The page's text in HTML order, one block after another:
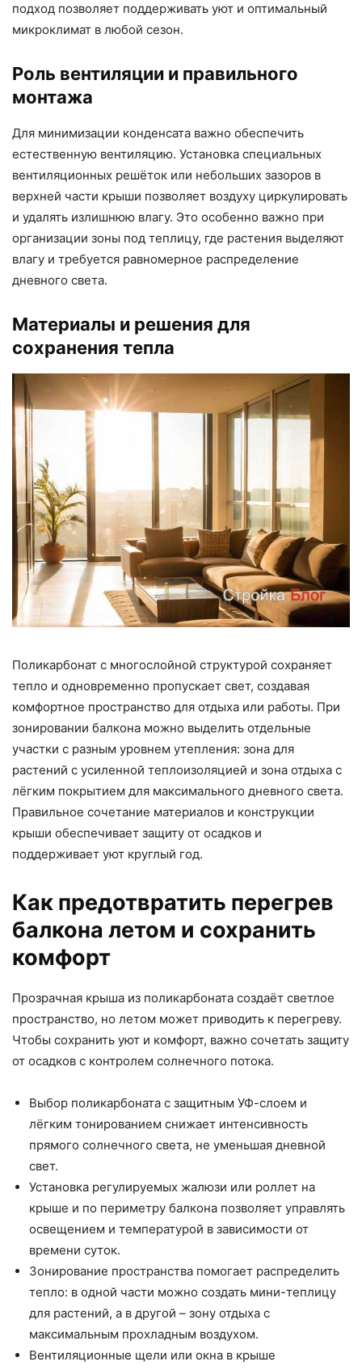
подход позволяет поддерживать уют и оптимальный
микроклимат в любой сезон.
Роль вентиляции и правильного
монтажа
Для минимизации конденсата важно обеспечить
естественную вентиляцию. Установка специальных
вентиляционных решёток или небольших зазоров в
верхней части крыши позволяет воздуху циркулировать
и удалять излишнюю влагу. Это особенно важно при
организации зоны под теплицу, где растения выделяют
влагу и требуется равномерное распределение
дневного света.
Материалы и решения для
сохранения тепла
Поликарбонат с многослойной структурой сохраняет
тепло и одновременно пропускает свет, создавая
комфортное пространство для отдыха или работы. При
зонировании балкона можно выделить отдельные
участки с разным уровнем утепления: зона для
растений с усиленной теплоизоляцией и зона отдыха с
лёгким покрытием для максимального дневного света.
Правильное сочетание материалов и конструкции
крыши обеспечивает защиту от осадков и
поддерживает уют круглый год.
Как предотвратить перегрев
балкона летом и сохранить
комфорт
Прозрачная крыша из поликарбоната создаёт светлое
пространство, но летом может приводить к перегреву.
Чтобы сохранить уют и комфорт, важно сочетать защиту
от осадков с контролем солнечного потока.
Выбор поликарбоната с защитным УФ-слоем и
лёгким тонированием снижает интенсивность
прямого солнечного света, не уменьшая дневной
свет.
Установка регулируемых жалюзи или роллет на
крыше и по периметру балкона позволяет управлять
освещением и температурой в зависимости от
времени суток.
Зонирование пространства помогает распределить
тепло: в одной части можно создать мини-теплицу
для растений, а в другой – зону отдыха с
максимальным прохладным воздухом.
Вентиляционные щели или окна в крыше